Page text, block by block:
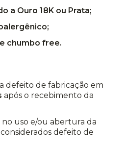
a Ouro 18K ou Prata;
chumbo free.
defeito de fabricação em
após o recebimento da
uso e/ou abertura da
defeito de